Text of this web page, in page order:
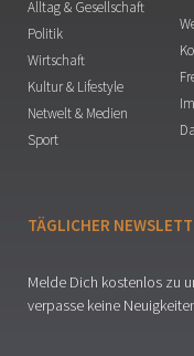
Alltag & Gesellschaft
Politik
Wirtschaft
Kultur & Lifestyle
Netwelt & Medien
Sport
TÄGLICHER
Melde Dich kostenlos zu
verpasse keine